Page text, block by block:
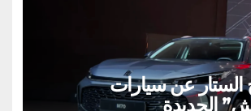
الستار عن سيارات
الجديدة